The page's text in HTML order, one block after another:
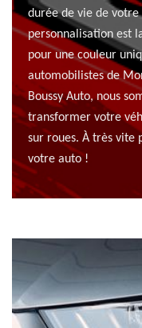
durée de vie de
personnalisation est
pour une couleur
automobilistes de
Boussy Auto, nous
transformer votre
sur roues. À très vite
votre auto !